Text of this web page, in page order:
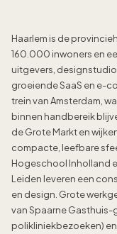
Haarlem is de
160.000 inwoners en
uitgevers,
groeiende SaaS en e-
trein van Amsterdam,
binnen handbereik
de Grote Markt en
compacte, leefbare
Hogeschool Inholland
Leiden leveren een
en design. Grote
van Spaarne
polikliniekbezoeken)